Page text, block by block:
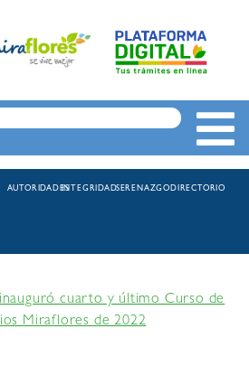
AUTORIDADESINTEGRIDADSERENAZGODIRECTORIO
cuarto y último Curso de
Miraflores de 2022